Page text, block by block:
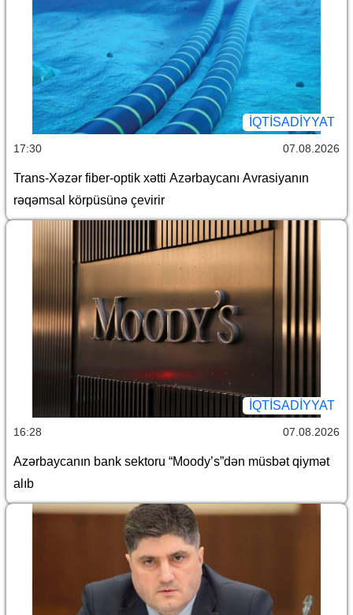
İQTİSADİYYAT
17:30 07.08.2026
Trans-Xəzər fiber-optik xətti Azərbaycanı Avrasiyanın
rəqəmsal körpüsünə çevirir
İQTİSADİYYAT
16:28 07.08.2026
Azərbaycanın bank sektoru “Moody’s”dən müsbət qiymət
alıb